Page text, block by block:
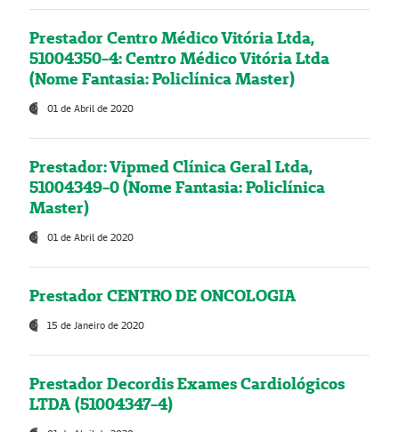
Prestador Centro Médico Vitória Ltda,
51004350-4: Centro Médico Vitória Ltda
(Nome Fantasia: Policlínica Master)
01 de Abril de 2020
Prestador: Vipmed Clínica Geral Ltda,
51004349-0 (Nome Fantasia: Policlínica
Master)
01 de Abril de 2020
Prestador CENTRO DE ONCOLOGIA
15 de Janeiro de 2020
Prestador Decordis Exames Cardiológicos
LTDA (51004347-4)